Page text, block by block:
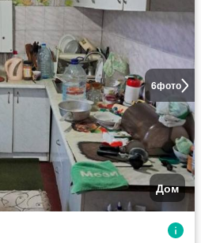
6фото
Дом